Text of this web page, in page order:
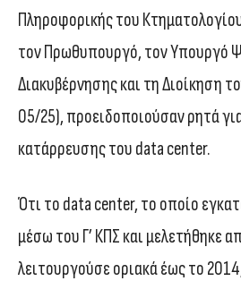
Πληροφορικής του
τον Πρωθυπουργό, τον Υπουργό
Διακυβέρνησης και τη Διοίκηση
05/25), προειδοποιούσαν ρητά
κατάρρευσης του data center.
Ότι το data center, το οποίο
μέσω του Γ’ ΚΠΣ και μελετήθηκε
λειτουργούσε οριακά έως το